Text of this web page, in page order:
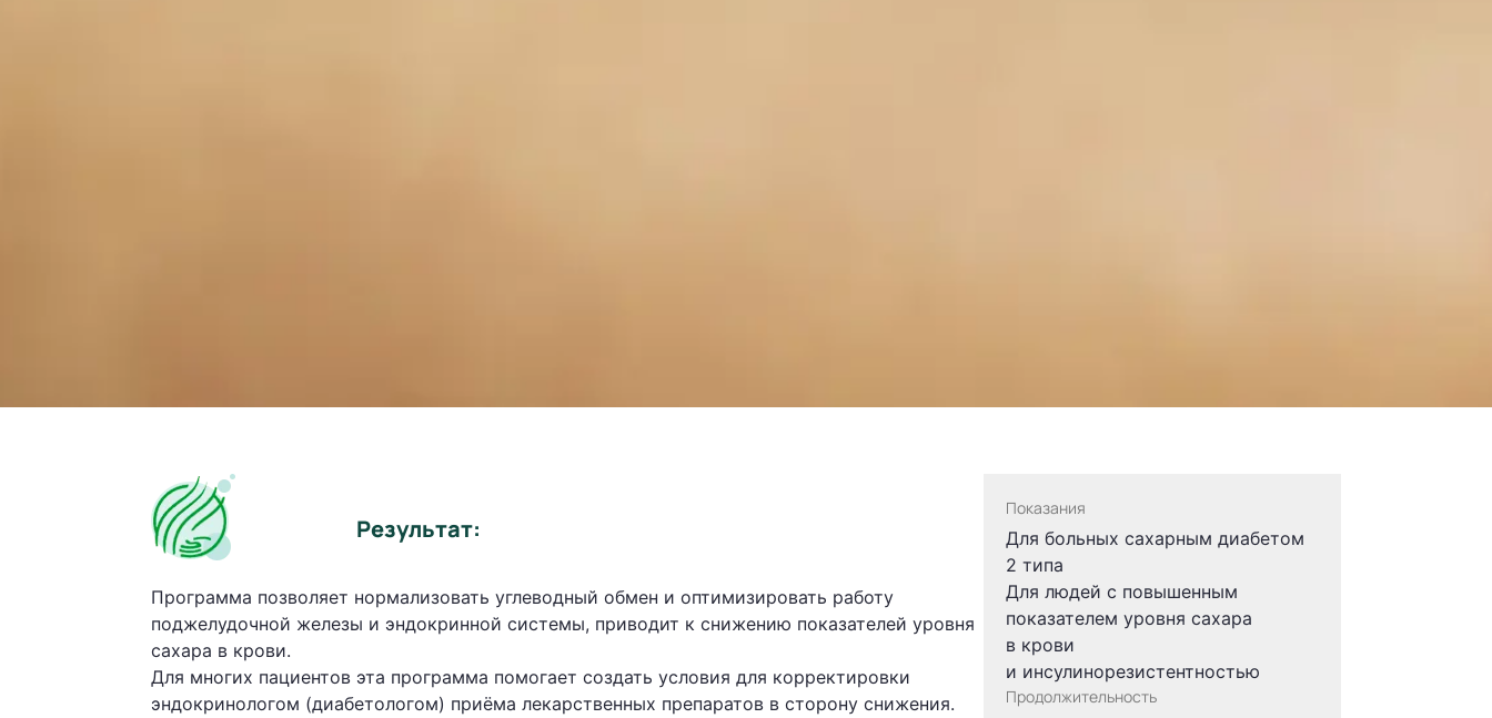
Результат:
Программа позволяет нормализовать углеводный обмен и оптимизировать работу
поджелудочной железы и эндокринной системы, приводит к снижению показателей уровня
сахара в крови.
Для многих пациентов эта программа помогает создать условия для корректировки
эндокринологом (диабетологом) приёма лекарственных препаратов в сторону снижения.
Показания
Для больных сахарным диабетом
2 типа
Для людей с повышенным
показателем уровня сахара
в крови
и инсулинорезистентностью
Продолжительность